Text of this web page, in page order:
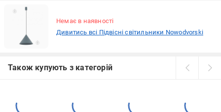
Немає в наявності
Дивитись всі Підвісні світильники Nowodvorski
Також купують з категорій